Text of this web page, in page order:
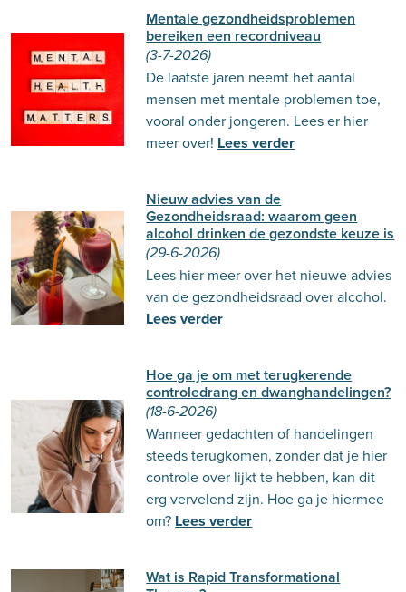
Mentale gezondheidsproblemen
bereiken een recordniveau
(3-7-2026)
De laatste jaren neemt het aantal
mensen met mentale problemen toe,
vooral onder jongeren. Lees er hier
meer over! Lees verder
Nieuw advies van de
Gezondheidsraad: waarom geen
alcohol drinken de gezondste keuze is
(29-6-2026)
Lees hier meer over het nieuwe advies
van de gezondheidsraad over alcohol.
Lees verder
Hoe ga je om met terugkerende
controledrang en dwanghandelingen?
(18-6-2026)
Wanneer gedachten of handelingen
steeds terugkomen, zonder dat je hier
controle over lijkt te hebben, kan dit
erg vervelend zijn. Hoe ga je hiermee
om? Lees verder
Wat is Rapid Transformational